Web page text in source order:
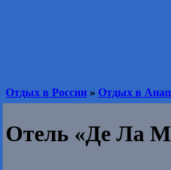
Отдых в России » Отдых в
Отель «Де Ла